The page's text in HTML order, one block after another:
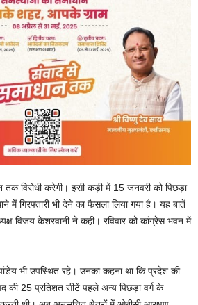
विरोधी करेगी। इसी कड़ी में 15 जनवरी को पिछड़ा
में गिरफ्तारी भी देने का फैसला लिया गया है। यह बातें
विजय केशरवानी ने कही। रविवार को कांग्रेस भवन में
भी उपस्थित रहे। उनका कहना था कि प्रदेश की
25 प्रतिशत सीटें पहले अन्य पिछड़ा वर्ग के